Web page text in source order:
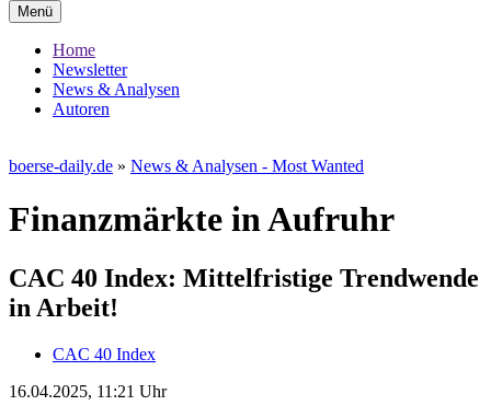
Menü
Home
Newsletter
News & Analysen
Autoren
boerse-daily.de » News & Analysen - Most Wanted
Finanzmärkte in Aufruhr
CAC 40 Index: Mittelfristige Trendwende
in Arbeit!
CAC 40 Index
16.04.2025, 11:21 Uhr